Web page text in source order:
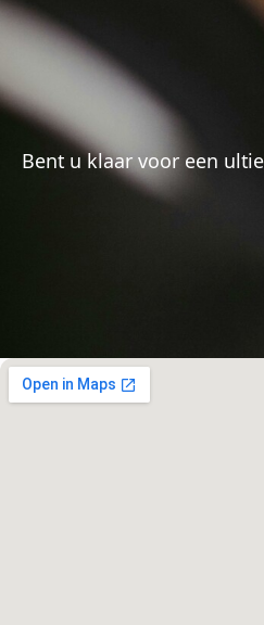
Bent u klaar voor een